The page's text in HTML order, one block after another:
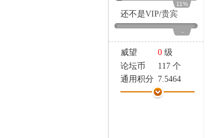
11%
还不是VIP/贵宾
-
威望 0 级
论坛币
117 个
通用积分 7.5464
学术水平
3 点